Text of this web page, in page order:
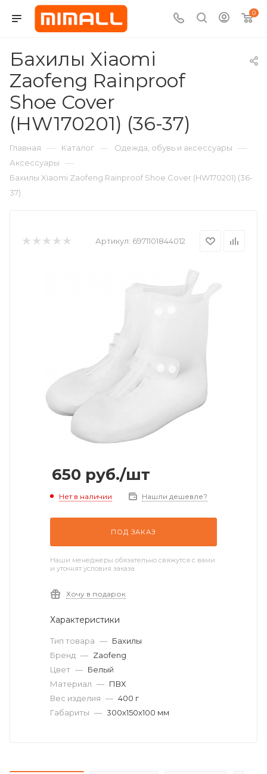
0
Бахилы Xiaomi
Zaofeng Rainproof
Shoe Cover
(HW170201) (36-37)
Главная — Каталог — Одежда, обувь и аксессуары —
Аксессуары —
Бахилы Xiaomi Zaofeng Rainproof Shoe Cover (HW170201) (36-
37)
Артикул: 6971101844012
650 руб./шт
Нет в наличии Нашли дешевле?
ПОД ЗАКАЗ
Наши менеджеры обязательно свяжутся с вами
и уточнят условия заказа
Хочу в подарок
Характеристики
Тип товара — Бахилы
Бренд — Zaofeng
Цвет — Белый
Материал — ПВХ
Вес изделия — 400 г
Габариты — 300х150х100 мм